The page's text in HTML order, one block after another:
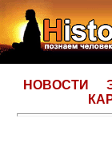
НОВОСТИ